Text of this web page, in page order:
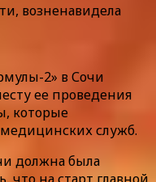
возненавидела
2» в Сочи
ее проведения
которые
служб.
должна была